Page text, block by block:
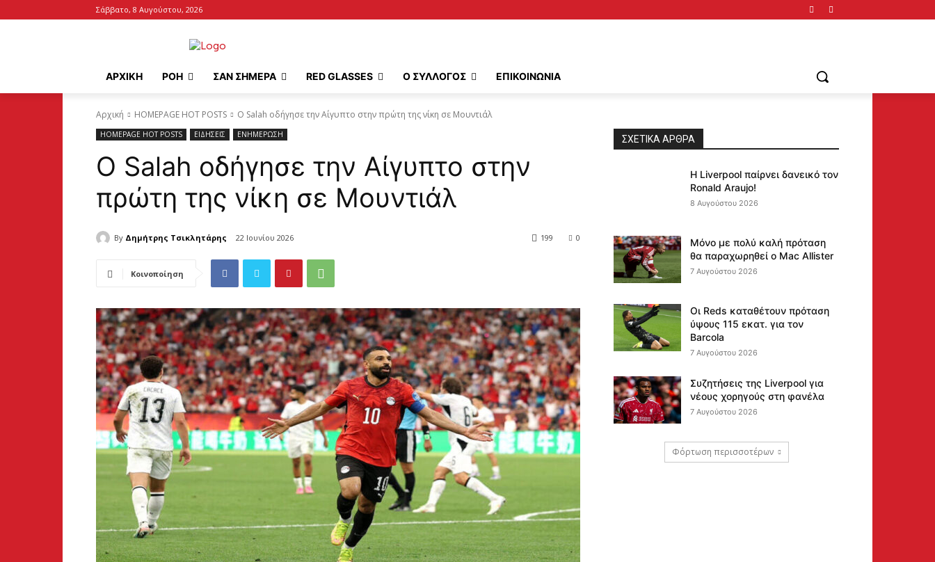
Σάββατο, 8 Αυγούστου, 2026
ΑΡΧΙΚΉ ΡΟΗ ΣΑΝ ΣΗΜΕΡΑ RED GLASSES Ο ΣΥΛΛΟΓΟΣ ΕΠΙΚΟΙΝΩΝΙΑ
Αρχική HOMEPAGE HOT POSTS Ο Salah οδήγησε την Αίγυπτο στην πρώτη της νίκη σε Μουντιάλ
HOMEPAGE HOT POSTS ΕΙΔΗΣΕΙΣ ΕΝΗΜΕΡΩΣΗ
Ο Salah οδήγησε την Αίγυπτο στην
πρώτη της νίκη σε Μουντιάλ
By Δημήτρης Τσικλητάρης 22 Ιουνίου 2026 0
199
Κοινοποίηση
ΣΧΕΤΙΚΆ ΆΡΘΡΑ
Η Liverpool παίρνει δανεικό τον
Ronald Araujo!
8 Αυγούστου 2026
Μόνο με πολύ καλή πρόταση
θα παραχωρηθεί ο Mac Allister
7 Αυγούστου 2026
Οι Reds καταθέτουν πρόταση
ύψους 115 εκατ. για τον
Barcola
7 Αυγούστου 2026
Συζητήσεις της Liverpool για
νέους χορηγούς στη φανέλα
7 Αυγούστου 2026
Φόρτωση περισσοτέρων